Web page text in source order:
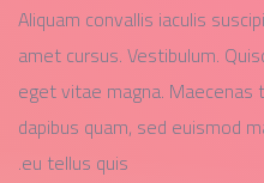
Aliquam convallis iaculis
amet cursus. Vestibulum.
eget vitae magna.
dapibus quam, sed euismod
eu tellus quis.